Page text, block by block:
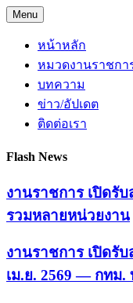
Skip
to
content
Menu
หน้าหลัก
หมวดงานราชกา
บทความ
ข่าว/อัปเดต
ติดต่อเรา
Flash News
งานราชการ เปิดรั
รวมหลายหน่วยงาน
งานราชการ เปิดรั
เม.ย. 2569 — กทม.